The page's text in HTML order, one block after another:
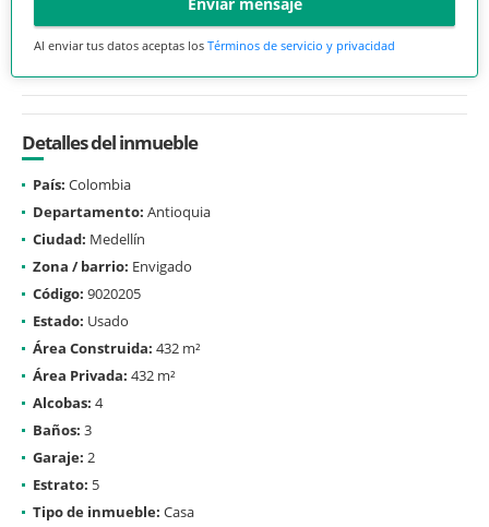
Enviar mensaje
Al enviar tus datos aceptas los Términos de servicio y privacidad
Detalles del inmueble
País: Colombia
Departamento: Antioquia
Ciudad: Medellín
Zona / barrio: Envigado
Código: 9020205
Estado: Usado
Área Construida: 432 m²
Área Privada: 432 m²
Alcobas: 4
Baños: 3
Garaje: 2
Estrato: 5
Tipo de inmueble: Casa